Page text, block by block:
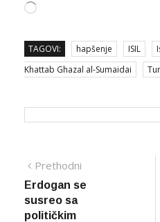
Loading…
TAGOVI: hapšenje ISIL
Khattab Ghazal al-Sumaidai
Navigacija
članaka
Prethodni
vijest
Erdogan se
susreo sa
političkim